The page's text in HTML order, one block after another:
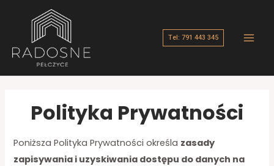
content
Tel: 791 443 345
Polityka Prywatności
Poniższa Polityka Prywatności określa zasady
zapisywania i uzyskiwania dostępu do danych na